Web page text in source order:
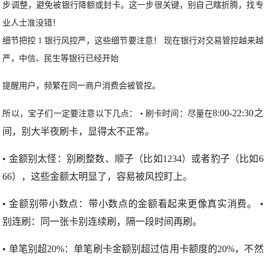
步调整，避免被银行降额或封卡。这一步很关键，别自己瞎折腾，找专
业人士准没错！
细节把控 1 银行风控严，这些细节要注意！ 现在银行对交易管控越来越
严，中信、民生等银行已经开始
提醒用户，频繁在同一商户消费会被管控。
所以，宝子们一定要注意以下几点： • 刷卡时间：尽量在8:00-22:30之
间，别大半夜刷卡，显得太不正常。
• 金额别太怪：别刷整数、顺子（比如1234）或者豹子（比如6
66），这些金额太明显了，容易被风控盯上。
• 金额别带小数点：带小数点的金额看起来更像真实消费。 •
别连刷：同一张卡别连续刷，隔一段时间再刷。
• 单笔别超20%：单笔刷卡金额别超过信用卡额度的20%，不然